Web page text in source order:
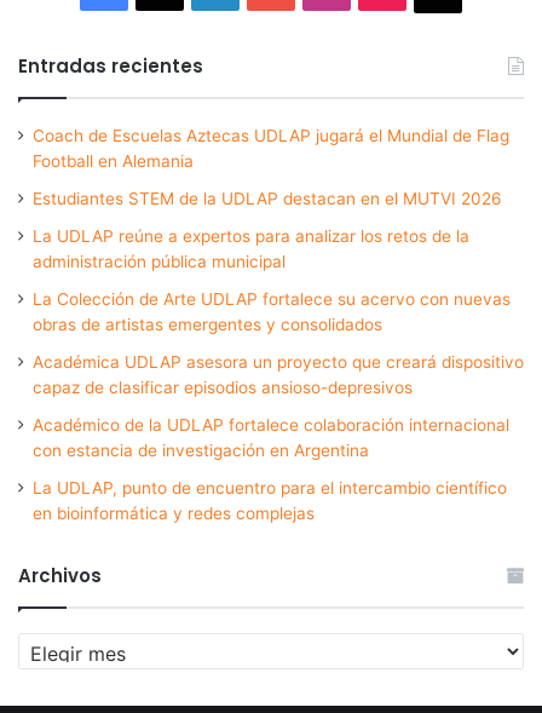
Entradas recientes
Coach de Escuelas Aztecas UDLAP jugará el Mundial de Flag
Football en Alemania
Estudiantes STEM de la UDLAP destacan en el MUTVI 2026
La UDLAP reúne a expertos para analizar los retos de la
administración pública municipal
La Colección de Arte UDLAP fortalece su acervo con nuevas
obras de artistas emergentes y consolidados
Académica UDLAP asesora un proyecto que creará dispositivo
capaz de clasificar episodios ansioso-depresivos
Académico de la UDLAP fortalece colaboración internacional
con estancia de investigación en Argentina
La UDLAP, punto de encuentro para el intercambio científico
en bioinformática y redes complejas
Archivos
Archivos